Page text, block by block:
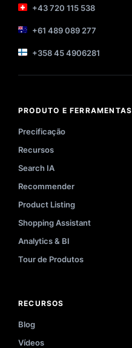
+43 720 115 538
+61 489 089 277
+358 45 4906281
PRODUTO E FERRAMENTAS
Precificação
Recursos
Search IA
Recommender
Product Listing
Shopping Assistant
Analytics & BI
Tour de Produtos
RECURSOS
Blog
Vídeos